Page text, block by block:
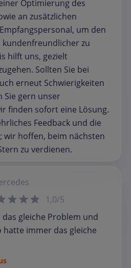
Optimierung des
an zusätzlichen
um den
kundenfreundlicher zu
hilft uns, gezielt
Sollten Sie bei
erneut Schwierigkeiten
Sie gern unser
finden sofort eine Lösung.
Feedback und die
wir hoffen, beim nächsten
zu verdienen.
1,0/5
gleiche Problem und
immer das gleiche